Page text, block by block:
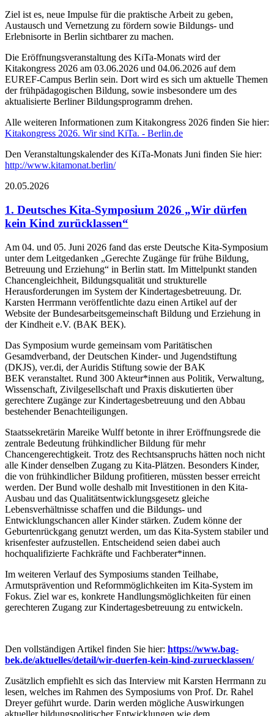
Ziel ist es, neue Impulse für die praktische Arbeit zu geben,
Austausch und Vernetzung zu fördern sowie Bildungs- und
Erlebnisorte in Berlin sichtbarer zu machen.
Die Eröffnungsveranstaltung des KiTa-Monats wird der
Kitakongress 2026 am 03.06.2026 und 04.06.2026 auf dem
EUREF-Campus Berlin sein. Dort wird es sich um aktuelle Themen
der frühpädagogischen Bildung, sowie insbesondere um des
aktualisierte Berliner Bildungsprogramm drehen.
Alle weiteren Informationen zum Kitakongress 2026 finden Sie hier:
Kitakongress 2026. Wir sind KiTa. - Berlin.de
Den Veranstaltungskalender des KiTa-Monats Juni finden Sie hier:
http://www.kitamonat.berlin/
20.05.2026
1. Deutsches Kita-Symposium 2026 „Wir dürfen
kein Kind zurücklassen“
Am 04. und 05. Juni 2026 fand das erste Deutsche Kita-Symposium
unter dem Leitgedanken „Gerechte Zugänge für frühe Bildung,
Betreuung und Erziehung“ in Berlin statt. Im Mittelpunkt standen
Chancengleichheit, Bildungsqualität und strukturelle
Herausforderungen im System der Kindertagesbetreuung. Dr.
Karsten Herrmann veröffentlichte dazu einen Artikel auf der
Website der Bundesarbeitsgemeinschaft Bildung und Erziehung in
der Kindheit e.V. (BAK BEK).
Das Symposium wurde gemeinsam vom Paritätischen
Gesamdverband, der Deutschen Kinder- und Jugendstiftung
(DKJS), ver.di, der Auridis Stiftung sowie der BAK
BEK veranstaltet. Rund 300 Akteur*innen aus Politik, Verwaltung,
Wissenschaft, Zivilgesellschaft und Praxis diskutierten über
gerechtere Zugänge zur Kindertagesbetreuung und den Abbau
bestehender Benachteiligungen.
Staatssekretärin Mareike Wulff betonte in ihrer Eröffnungsrede die
zentrale Bedeutung frühkindlicher Bildung für mehr
Chancengerechtigkeit. Trotz des Rechtsanspruchs hätten noch nicht
alle Kinder denselben Zugang zu Kita-Plätzen. Besonders Kinder,
die von frühkindlicher Bildung profitieren, müssten besser erreicht
werden. Der Bund wolle deshalb mit Investitionen in den Kita-
Ausbau und das Qualitätsentwicklungsgesetz gleiche
Lebensverhältnisse schaffen und die Bildungs- und
Entwicklungschancen aller Kinder stärken. Zudem könne der
Geburtenrückgang genutzt werden, um das Kita-System stabiler und
krisenfester aufzustellen. Entscheidend seien dabei auch
hochqualifizierte Fachkräfte und Fachberater*innen.
Im weiteren Verlauf des Symposiums standen Teilhabe,
Armutsprävention und Reformmöglichkeiten im Kita-System im
Fokus. Ziel war es, konkrete Handlungsmöglichkeiten für einen
gerechteren Zugang zur Kindertagesbetreuung zu entwickeln.
Den vollständigen Artikel finden Sie hier: https://www.bag-
bek.de/aktuelles/detail/wir-duerfen-kein-kind-zuruecklassen/
Zusätzlich empfiehlt es sich das Interview mit Karsten Herrmann zu
lesen, welches im Rahmen des Symposiums von Prof. Dr. Rahel
Dreyer geführt wurde. Darin werden mögliche Auswirkungen
aktueller bildungspolitischer Entwicklungen wie dem